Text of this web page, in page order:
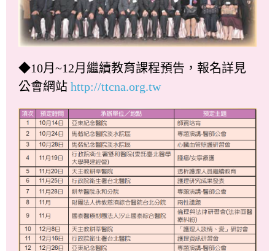
◆10月~12月繼續教育課程預告，報名詳見
公會網站 http://ttcna.org.tw